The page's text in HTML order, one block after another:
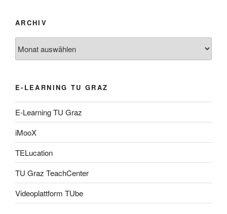
ARCHIV
E-LEARNING TU GRAZ
E-Learning TU Graz
iMooX
TELucation
TU Graz TeachCenter
Videoplattform TUbe